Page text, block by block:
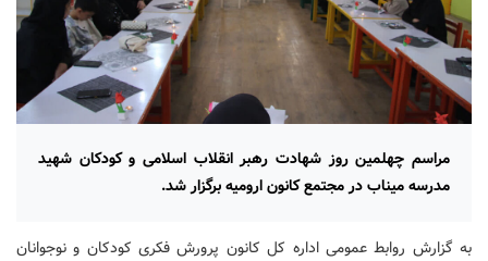
مراسم چهلمین روز شهادت رهبر انقلاب اسلامی و کودکان شهید
مدرسه میناب در مجتمع کانون ارومیه برگزار شد.
به گزارش روابط عمومی اداره کل کانون پرورش فکری کودکان و نوجوانان